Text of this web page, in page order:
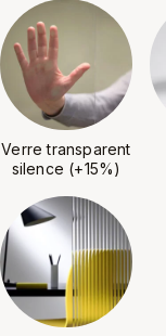
Verre transparent
silence (+15%)